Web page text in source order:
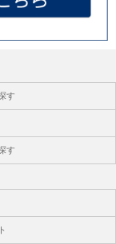
す
す